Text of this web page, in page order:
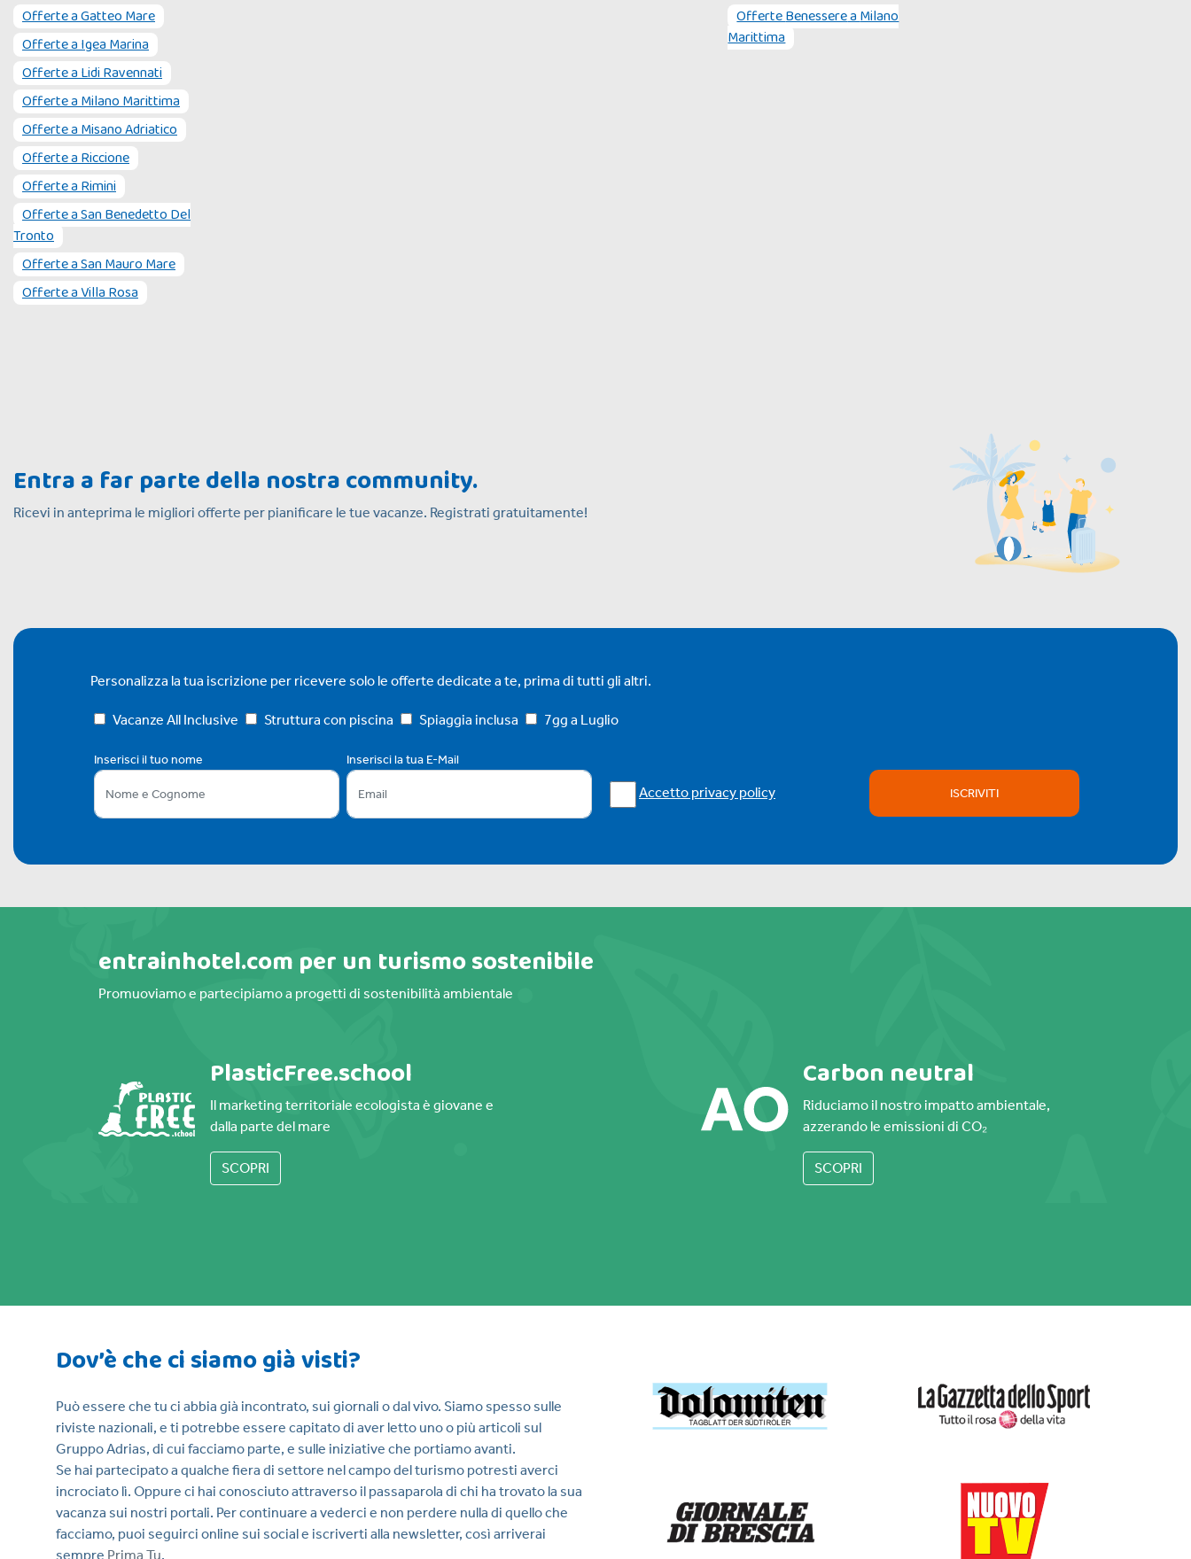
Offerte aGatteo Mare
Offerte aIgea Marina
Offerte aLidi Ravennati
Offerte aMilano Marittima
Offerte aMisano Adriatico
Offerte aRiccione
Offerte aRimini
Offerte aSan Benedetto Del
Tronto
Offerte aSan Mauro Mare
Offerte aVilla Rosa
OfferteBenessereaMilano
Marittima
Entra a far parte della nostra community.
Ricevi in anteprima le migliori offerte per pianificare le tue vacanze. Registrati gratuitamente!
Personalizza la tua iscrizione per ricevere solo le offerte dedicate a te, prima di tutti gli altri.
Vacanze All Inclusive Struttura con piscina Spiaggia inclusa 7gg a Luglio
Inserisci il tuo nome Inserisci la tua E-Mail
Accetto privacy policy ISCRIVITI
entrainhotel.com per un turismo sostenibile
Promuoviamo e partecipiamo a progetti di sostenibilità ambientale
PlasticFree.school
Il marketing territoriale ecologista è giovane e
dalla parte del mare
SCOPRI
Carbon neutral
Riduciamo il nostro impatto ambientale,
azzerando le emissioni di CO₂
SCOPRI
Dov’è che ci siamo già visti?
Può essere che tu ci abbia già incontrato, sui giornali o dal vivo. Siamo spesso sulle
riviste nazionali, e ti potrebbe essere capitato di aver letto uno o più articoli sul
Gruppo Adrias, di cui facciamo parte, e sulle iniziative che portiamo avanti.
Se hai partecipato a qualche fiera di settore nel campo del turismo potresti averci
incrociato lì. Oppure ci hai conosciuto attraverso il passaparola di chi ha trovato la sua
vacanza sui nostri portali. Per continuare a vederci e non perdere nulla di quello che
facciamo, puoi seguirci online sui social e iscriverti alla newsletter, così arriverai
sempre Prima Tu.